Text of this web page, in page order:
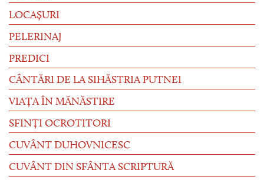
LOCAȘURI
PELERINAJ
PREDICI
CÂNTĂRI DE LA SIHĂSTRIA PUTNEI
VIAȚA ÎN MĂNĂSTIRE
SFINȚI OCROTITORI
CUVÂNT DUHOVNICESC
CUVÂNT DIN SFÂNTA SCRIPTURĂ